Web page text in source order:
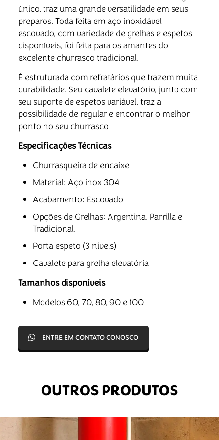
único, traz uma grande versatilidade em seus
preparos. Toda feita em aço inoxidável
escovado, com variedade de grelhas e espetos
disponíveis, foi feita para os amantes do
excelente churrasco tradicional.
É estruturada com refratários que trazem muita
durabilidade. Seu cavalete elevatório, junto com
seu suporte de espetos variável, traz a
possibilidade de regular e encontrar o melhor
ponto no seu churrasco.
Especificações Técnicas
Churrasqueira de encaixe
Material: Aço inox 304
Acabamento: Escovado
Opções de Grelhas: Argentina, Parrilla e
Tradicional.
Porta espeto (3 níveis)
Cavalete para grelha elevatória
Tamanhos disponíveis
Modelos 60, 70, 80, 90 e 100
ENTRE EM CONTATO CONOSCO
OUTROS PRODUTOS